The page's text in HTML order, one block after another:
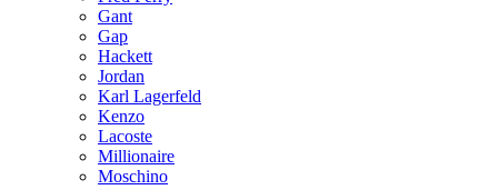
Gant
Gap
Hackett
Jordan
Karl Lagerfeld
Kenzo
Lacoste
Millionaire
Moschino